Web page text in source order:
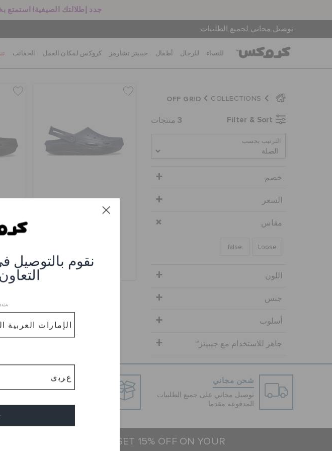
جدد إطلالتك الصيفية! استمتع بخصم 50% ثابت على
توصيل مجاني لجميع الطلبيات
نقوم
للنساء للرجال أطفال جيبيتز تشارمز كروكس لمكان العمل الحقائب
COLLECTIONS
OFF GRID
Filter & Sort
3 منتجات
الترتيب بحسب
خصم
السعر
مقاس
Loose
false
اللون
جنس
أسلوب
جاهز للاستخدام مع جيبيتز™
كلوغ أوف قريد
شحن مجاني
توصيل مجاني على جميع الطلبيات
المدفوعة مقدما
إرجاع بدون عناء
الإرجاع المجانية لدينا تجعل الأمر
JOIN CROCS CLUB & GET 15% OFF ON YOUR